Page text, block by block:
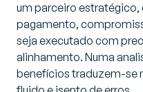
um parceiro estratégico,
pagamento,
seja executado com
alinhamento. Numa
benefícios traduzem-se